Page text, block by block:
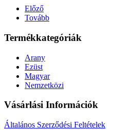
Előző
Tovább
Termékkategóriák
Arany
Ezüst
Magyar
Nemzetközi
Vásárlási Információk
Általános Szerződési Feltételek